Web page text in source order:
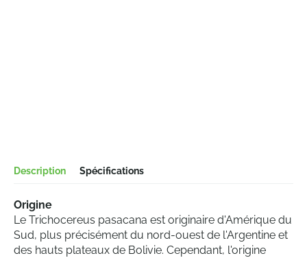
Description Spécifications
Origine
Le Trichocereus pasacana est originaire d'Amérique du
Sud, plus précisément du nord-ouest de l'Argentine et
des hauts plateaux de Bolivie. Cependant, l'origine